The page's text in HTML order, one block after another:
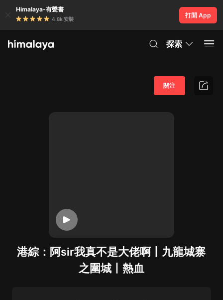
Himalaya-有聲書
4.8k 安裝
打開 App
探索
港綜：阿sir我真不是大佬啊丨九龍城寨
之圍城丨熱血
關注